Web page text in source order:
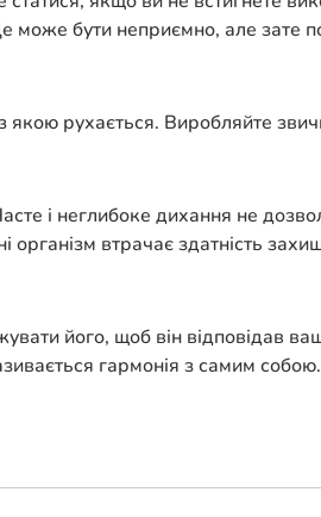
може бути неприємно, але зате
якою рухається. Виробляйте
і неглибоке дихання не
організм втрачає здатність
його, щоб він відповідав
гармонія з самим собою.